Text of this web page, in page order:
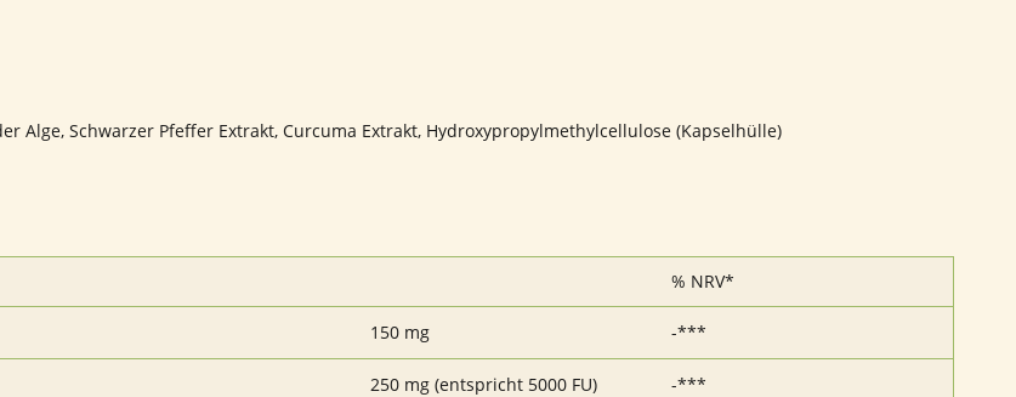
Alge, Schwarzer Pfeffer Extrakt, Curcuma Extrakt, Hydroxypropylmethylcellulose (Kapselhülle)
% NRV*
150 mg -***
250 mg (entspricht 5000 FU) -***